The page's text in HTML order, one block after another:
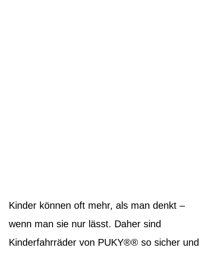
Kinder können oft mehr, als man denkt –
wenn man sie nur lässt. Daher sind
Kinderfahrräder von PUKY®® so sicher und